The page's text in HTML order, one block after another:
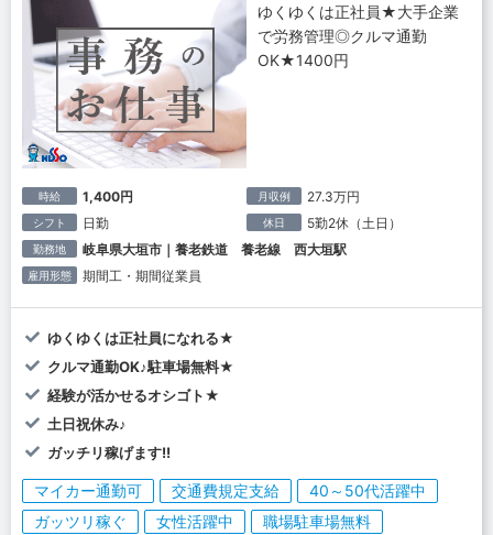
ゆくゆくは正社員★大手企業
で労務管理◎クルマ通勤
OK★1400円
時給 1,400円 月収例 27.3万円
シフト 日勤 休日 5勤2休（土日）
勤務地 岐阜県大垣市｜養老鉄道 養老線 西大垣駅
雇用形態 期間工・期間従業員
ゆくゆくは正社員になれる★
クルマ通勤OK♪駐車場無料★
経験が活かせるオシゴト★
土日祝休み♪
ガッチリ稼げます!!
マイカー通勤可 交通費規定支給
40～50代活躍中
ガッツリ稼ぐ
女性活躍中 職場駐車場無料